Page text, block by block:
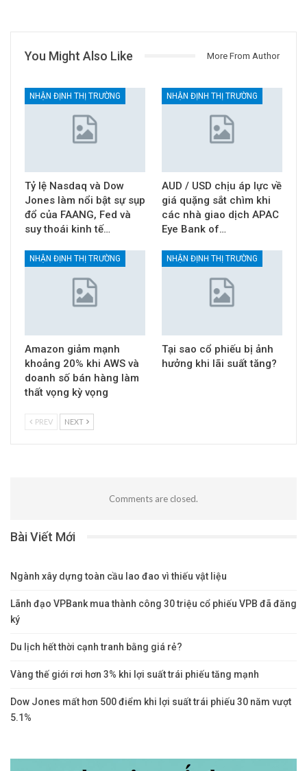
You Might Also Like More From Author
NHẬN ĐỊNH THỊ TRƯỜNG
Tỷ lệ Nasdaq và Dow
Jones làm nổi bật sự sụp
đổ của FAANG, Fed và
suy thoái kinh tế…
NHẬN ĐỊNH THỊ TRƯỜNG
AUD / USD chịu áp lực về
giá quặng sắt chìm khi
các nhà giao dịch APAC
Eye Bank of…
NHẬN ĐỊNH THỊ TRƯỜNG
Amazon giảm mạnh
khoảng 20% khi AWS và
doanh số bán hàng làm
thất vọng kỳ vọng
NHẬN ĐỊNH THỊ TRƯỜNG
Tại sao cổ phiếu bị ảnh
hưởng khi lãi suất tăng?
PREV NEXT
Comments are closed.
Bài Viết Mới
Ngành xây dựng toàn cầu lao đao vì thiếu vật liệu
Lãnh đạo VPBank mua thành công 30 triệu cổ phiếu VPB đã đăng
ký
Du lịch hết thời cạnh tranh bằng giá rẻ?
Vàng thế giới rơi hơn 3% khi lợi suất trái phiếu tăng mạnh
Dow Jones mất hơn 500 điểm khi lợi suất trái phiếu 30 năm vượt
5.1%